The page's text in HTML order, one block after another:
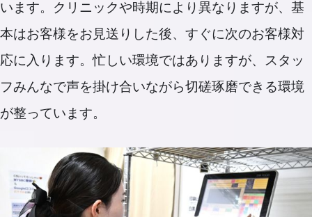
います。クリニックや時期により異なりますが、基
本はお客様をお見送りした後、すぐに次のお客様対
応に入ります。忙しい環境ではありますが、スタッ
フみんなで声を掛け合いながら切磋琢磨できる環境
が整っています。